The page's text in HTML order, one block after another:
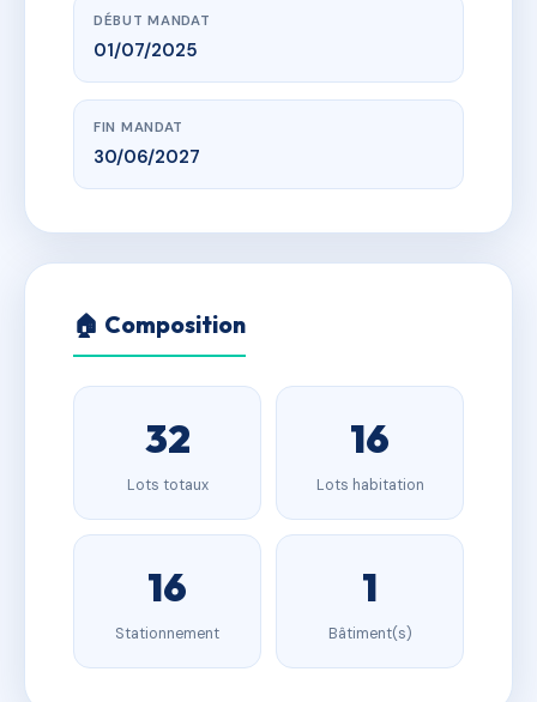
DÉBUT MANDAT
01/07/2025
FIN MANDAT
30/06/2027
🏠 Composition
32
Lots totaux
16
Lots habitation
16
Stationnement
1
Bâtiment(s)